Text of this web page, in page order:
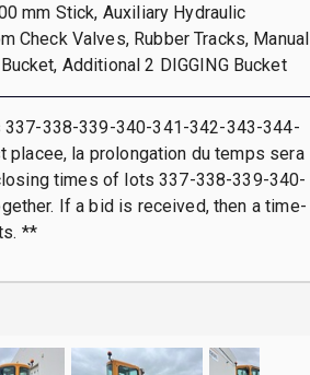
mm Stick, Auxiliary Hydraulic
Check Valves, Rubber Tracks, Manual
Additional 2 DIGGING Bucket
338-339-340-341-342-343-344-
placee, la prolongation du temps sera
times of lots 337-338-339-340-
If a bid is received, then a time-
**